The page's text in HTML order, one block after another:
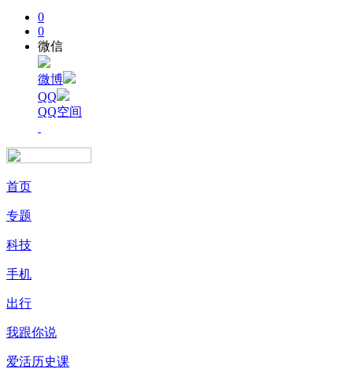
0
0
微信
微博
QQ
QQ空间
首页
专题
科技
手机
出行
我跟你说
爱活历史课